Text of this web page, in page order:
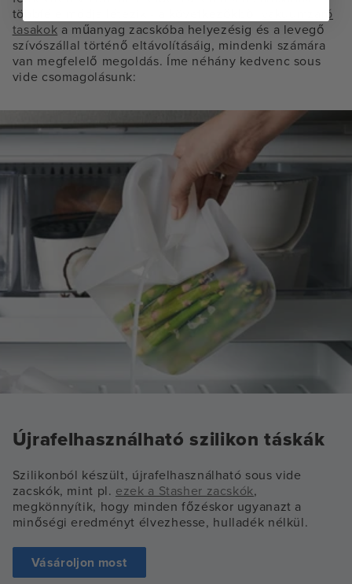
többféle módja létezik - a következőkből
vákuumzáró
tasakok a műanyag zacskóba helyezésig és a levegő
szívószállal történő eltávolításáig, mindenki számára
van megfelelő megoldás. Íme néhány kedvenc sous
vide csomagolásunk:
Újrafelhasználható szilikon táskák
Szilikonból készült, újrafelhasználható sous vide
zacskók, mint pl. ezek a Stasher zacskók,
megkönnyítik, hogy minden főzéskor ugyanazt a
minőségi eredményt élvezhesse, hulladék nélkül.
Vásároljon most